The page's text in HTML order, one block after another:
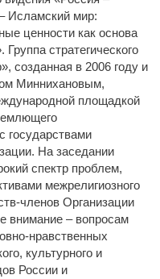
Исламский мир:
ценности как основа
стратегического
созданная в 2006 году и
Миннихановым,
площадкой
государствами
На заседании
спектр проблем,
межрелигиозного
членов Организации
внимание – вопросам
нравственных
культурного и
России и